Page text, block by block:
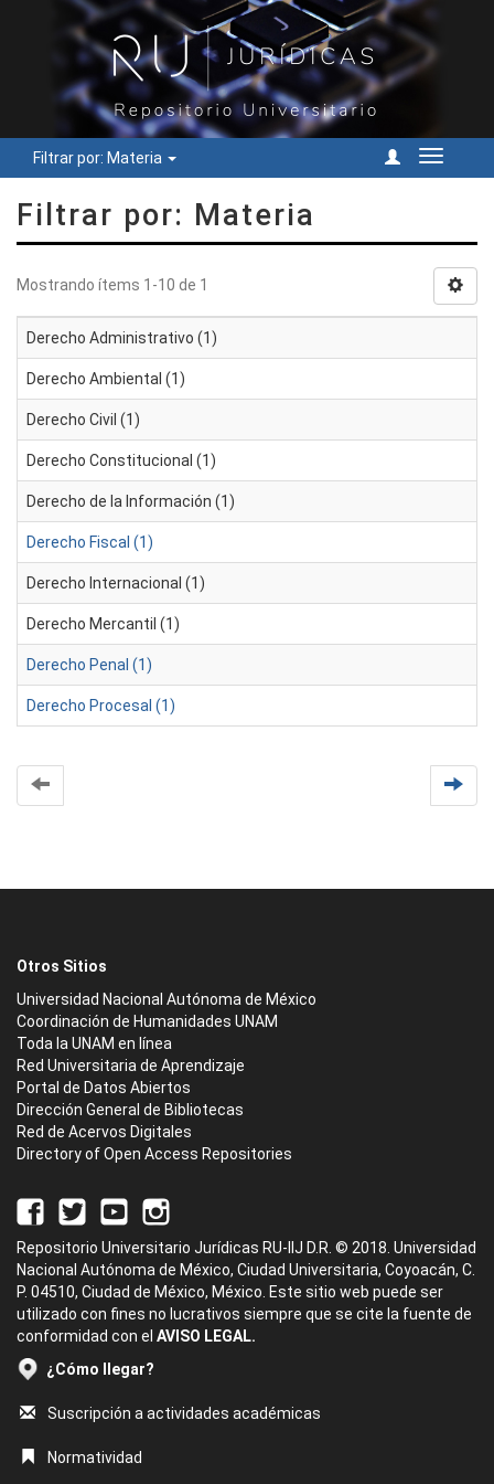
Filtrar por: Materia
Cambiar
Filtrar por: Materia
Mostrando ítems 1-10 de 1
Derecho Administrativo (1)
Derecho Ambiental (1)
Derecho Civil (1)
Derecho Constitucional (1)
Derecho de la Información (1)
Derecho Fiscal (1)
Derecho Internacional (1)
Derecho Mercantil (1)
Derecho Penal (1)
Derecho Procesal (1)
Otros Sitios
Universidad Nacional Autónoma de México
Coordinación de Humanidades UNAM
Toda la UNAM en línea
Red Universitaria de Aprendizaje
Portal de Datos Abiertos
Dirección General de Bibliotecas
Red de Acervos Digitales
Directory of Open Access Repositories
Repositorio Universitario Jurídicas RU-IIJ D.R. © 2018. Universidad
Nacional Autónoma de México, Ciudad Universitaria, Coyoacán, C.
P. 04510, Ciudad de México, México. Este sitio web puede ser
utilizado con fines no lucrativos siempre que se cite la fuente de
conformidad con el AVISO LEGAL.
¿Cómo llegar?
Suscripción a actividades académicas
Normatividad